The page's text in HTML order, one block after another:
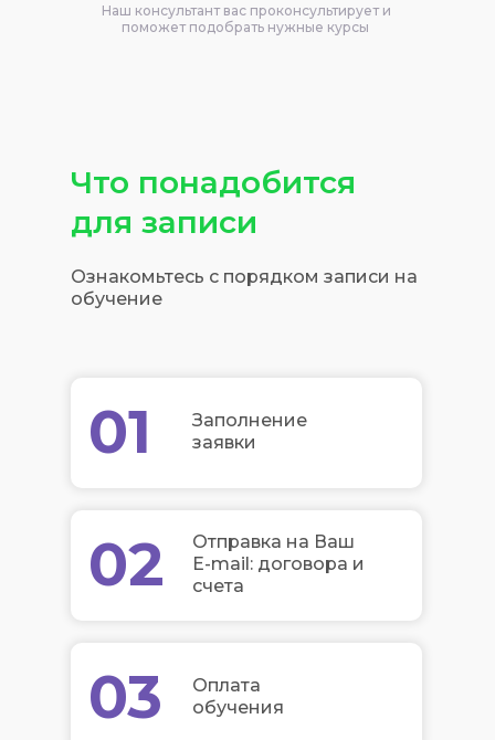
Наш консультант вас проконсультирует и
поможет подобрать нужные курсы
Что понадобится
для записи
Ознакомьтесь с порядком записи на
обучение
01
02
03
Заполнение
заявки
Отправка на Ваш
E-mail: договора и
счета
Оплата
обучения